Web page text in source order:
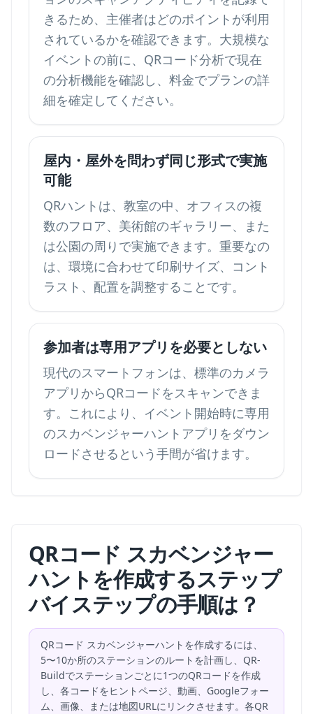
きるため、主催者はどのポイントが利用
されているかを確認できます。大規模な
イベントの前に、 QRコード分析で現在
の分析機能を確認し、 料金でプランの詳
細を確定してください。
屋内・屋外を問わず同じ形式で実施
可能
QRハントは、教室の中、オフィスの複
数のフロア、美術館のギャラリー、また
は公園の周りで実施できます。重要なの
は、環境に合わせて印刷サイズ、コント
ラスト、配置を調整することです。
参加者は専用アプリを必要としない
現代のスマートフォンは、標準のカメラ
アプリからQRコードをスキャンできま
す。これにより、イベント開始時に専用
のスカベンジャーハントアプリをダウン
ロードさせるという手間が省けます。
QRコード スカベンジャー
ハントを作成するステップ
バイステップの手順は？
QRコード スカベンジャーハントを作成するには、
5〜10か所のステーションのルートを計画し、QR-
Buildでステーションごとに1つのQRコードを作成
し、各コードをヒントページ、動画、Googleフォー
ム、画像、または地図URLにリンクさせます。各QR